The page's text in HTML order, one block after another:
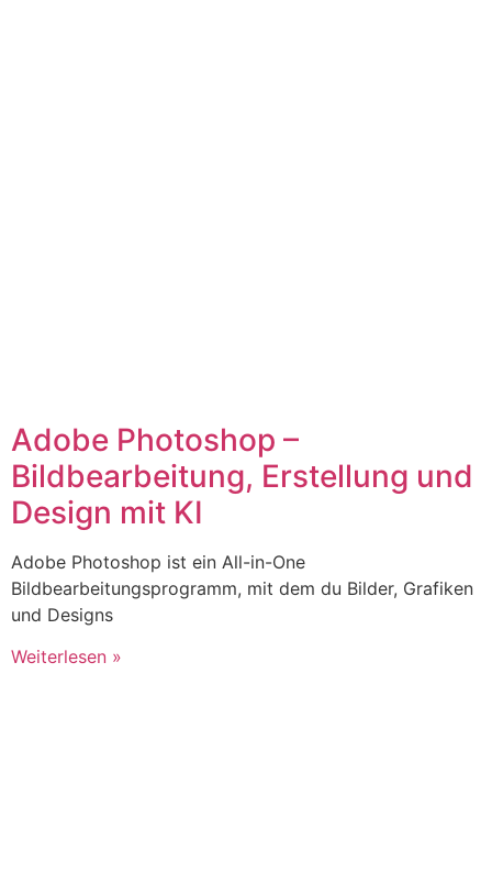
Adobe Photoshop –
Bildbearbeitung, Erstellung und
Design mit KI
Adobe Photoshop ist ein All-in-One
Bildbearbeitungsprogramm, mit dem du Bilder, Grafiken
und Designs
Weiterlesen »